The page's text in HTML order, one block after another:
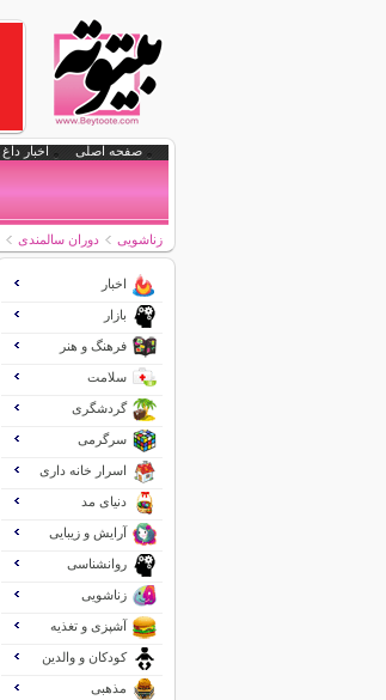
صفحه اصلی اخبار داغ
زناشویی دوران سالمندی
اخبار
بازار
فرهنگ و هنر
سلامت
گردشگری
سرگرمی
اسرار خانه داری
دنیای مد
آرایش و زیبایی
روانشناسی
زناشویی
آشپزی و تغذیه
کودکان و والدین
مذهبی